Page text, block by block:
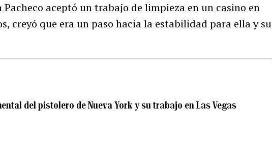
Pacheco aceptó un trabajo de limpieza en un casino en
creyó que era un paso hacia la estabilidad para ella y su
del pistolero de Nueva York y su trabajo en Las Vegas